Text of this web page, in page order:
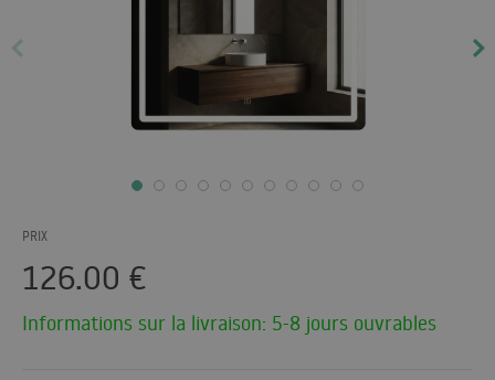
PRIX
126.00 €
Informations sur la livraison: 5-8 jours ouvrables